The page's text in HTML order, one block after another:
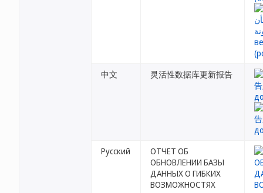
中文 灵活性数据库更新报告
Русский
ОТЧЕТ ОБ
ОБНОВЛЕНИИ БАЗЫ
ДАННЫХ О ГИБКИХ
ВОЗМОЖНОСТЯХ